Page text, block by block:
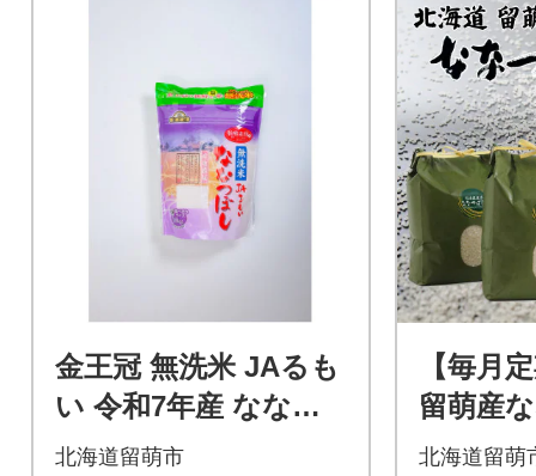
金王冠 無洗米 JAるも
い 令和7年産 ななつ
ぼし 1.8kg 特A 白米
北海道留萌市
【毎月
留萌産
北海道留萌